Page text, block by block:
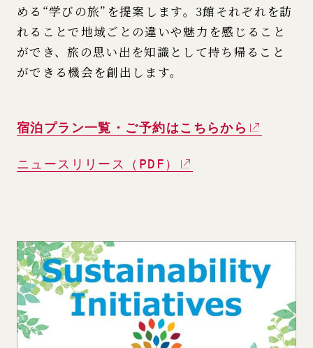
める“学びの旅”を提案します。3館それぞれを訪
れることで地域ごとの違いや魅力を感じること
ができ、旅の思い出を知識として持ち帰ること
ができる機会を創出します。
宿泊プラン一覧・ご予約はこちらから
ニュースリリース（PDF）